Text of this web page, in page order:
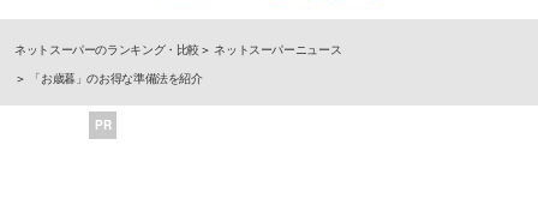
ネットスーパーのランキング・比較
ネットスーパーニュース
「お歳暮」のお得な準備法を紹介
PR